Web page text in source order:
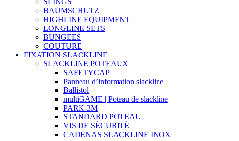
SLINGS
BAUMSCHUTZ
HIGHLINE EQUIPMENT
LONGLINE SETS
BUNGEES
COUTURE
FIXATION SLACKLINE
SLACKLINE POTEAUX
SAFETYCAP
Panneau d’information slackline
Ballistol
multiGAME | Poteau de slackline
PARK-3M
STANDARD POTEAU
VIS DE SÉCURITÉ
CADENAS SLACKLINE INOX